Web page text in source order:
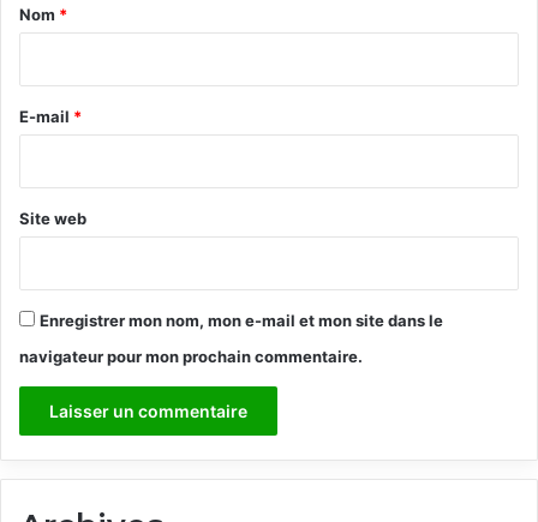
a
e
Nom *
E-mail *
Site web
Enregistrer mon nom, mon e-mail et mon site dans le
navigateur pour mon prochain commentaire.